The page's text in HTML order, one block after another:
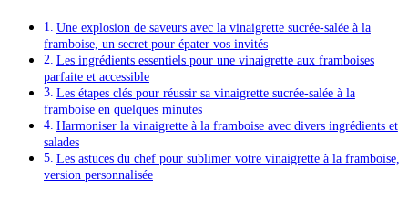
Une explosion de saveurs avec la vinaigrette sucrée-salée à la
framboise, un secret pour épater vos invités
Les ingrédients essentiels pour une vinaigrette aux framboises
parfaite et accessible
Les étapes clés pour réussir sa vinaigrette sucrée-salée à la
framboise en quelques minutes
Harmoniser la vinaigrette à la framboise avec divers ingrédients et
salades
Les astuces du chef pour sublimer votre vinaigrette à la framboise,
version personnalisée